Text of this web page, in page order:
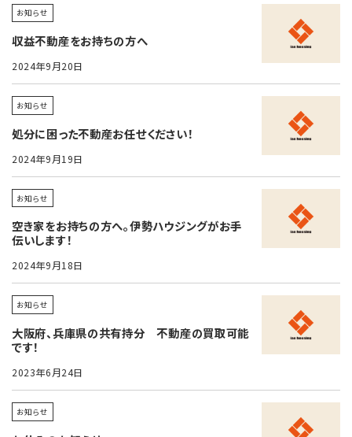
お知らせ
収益不動産をお持ちの方へ
2024年9月20日
お知らせ
処分に困った不動産お任せください！
2024年9月19日
お知らせ
空き家をお持ちの方へ。伊勢ハウジングがお手
伝いします！
2024年9月18日
お知らせ
大阪府、兵庫県の共有持分 不動産の買取可能
です！
2023年6月24日
お知らせ